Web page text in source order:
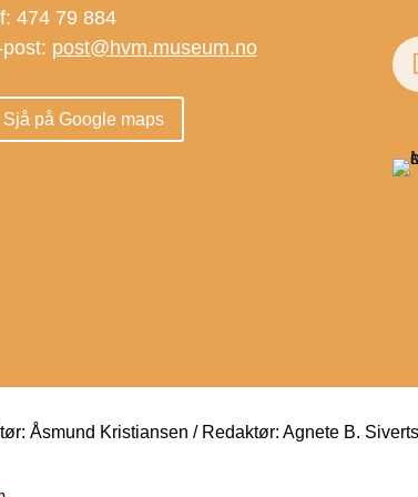
474 79 884
post@hvm.museum.no
Sjå på Google maps
Åsmund Kristiansen / Redaktør: Agnete B.